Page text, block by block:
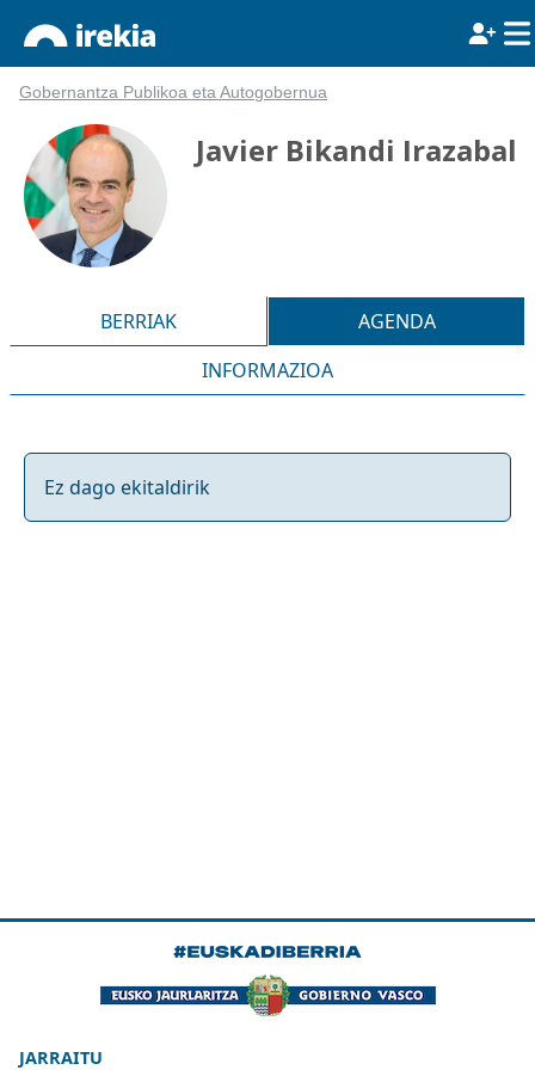
Gobernantza Publikoa eta Autogobernua
Javier Bikandi Irazabal
BERRIAK
AGENDA
INFORMAZIOA
Ez dago ekitaldirik
JARRAITU